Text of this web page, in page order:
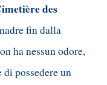
des
fin dalla
ha nessun odore,
di possedere un